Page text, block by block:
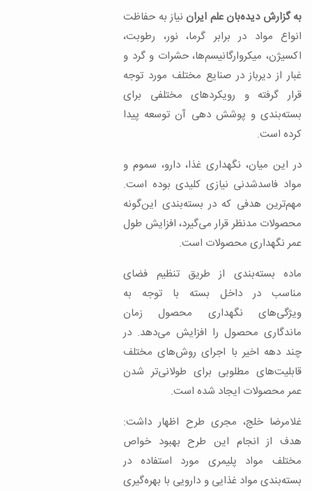
به گزارش دیده‌بان علم ایراننیاز به حفاظت
انواع مواد در برابر گرما، نور، رطوبت،
اکسیژن، میکروارگانیسم‌ها، حشرات و گرد و
غبار از دیرباز در صنایع مختلف مورد توجه
قرار گرفته و رویکردهای مختلفی برای
بسته‌بندی و پوشش دهی آن توسعه پیدا
کرده است.
در این میان، نگهداری غذا، دارو، سموم و
مواد فاسدشدنی نیازی کلیدی بوده است.
مهم‌ترین هدفی که در بسته‌بندی این‌گونه
محصولات مدنظر قرار می‌گیرد، افزایش طول
عمر نگهداری محصولات است.
ماده‌ بسته‌بندی از طریق تنظیم فضای
مناسب در داخل بسته با توجه به
ویژگی‌های نگهداری محصول زمان
ماندگاری محصول را افزایش می‌دهد. در
چند دهه‌ اخیر با اجرای روش‌های مختلف
قابلیت‌های مطلوبی برای طولانی‌تر شدن
عمر محصولات ایجاد شده است.
غلامرضا خلج، مجری طرح اظهار داشت:
هدف از انجام این طرح بهبود خواص
مختلف مواد پلیمری مورد استفاده در
بسته‌بندی مواد غذایی و دارویی با بهره‌گیری